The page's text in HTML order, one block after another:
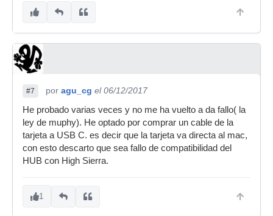
#7 por agu_cg el 06/12/2017
He probado varias veces y no me ha vuelto a da fallo( la
ley de muphy). He optado por comprar un cable de la
tarjeta a USB C. es decir que la tarjeta va directa al mac,
con esto descarto que sea fallo de compatibilidad del
HUB con High Sierra.
1